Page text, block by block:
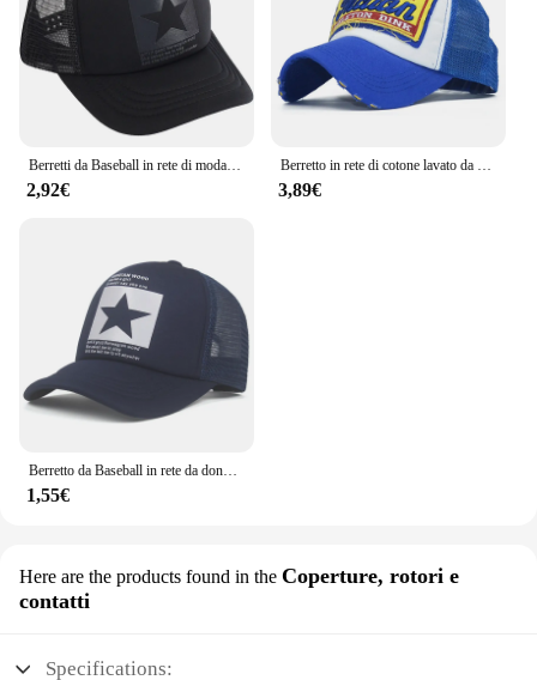
Berretti da Baseball in rete di moda per uomo donna cappelli estivi traspiranti con stelle Snapback Sport all'aria aperta cappello da camionista da sole Dropshipping
2,92€
Berretto in rete di cotone lavato da pesca di marca per uomo donna berretti Snapback Gorras berretti da Baseball Casquette Dad Hat outdoor Cap
3,89€
Berretto da Baseball in rete da donna e da uomo berretto da Baseball in osso Snapback con stampa a stella Casual berretto nero con lettera Casquette
1,55€
Here are the products found in the Coperture, rotori e
contatti
Specifications: